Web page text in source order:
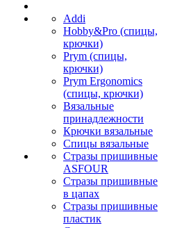
Addi
Hobby&Pro (спицы,
крючки)
Prym (спицы,
крючки)
Prym Ergonomics
(спицы, крючки)
Вязальные
принадлежности
Крючки вязальные
Спицы вязальные
Стразы пришивные
ASFOUR
Стразы пришивные
в цапах
Стразы пришивные
пластик